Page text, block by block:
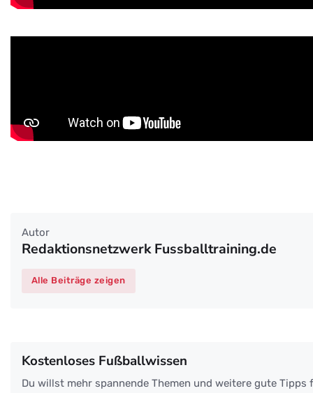
Autor
Redaktionsnetzwerk Fussballtraining.de
Alle Beiträge zeigen
Kostenloses Fußballwissen
Du willst mehr spannende Themen und weitere gute